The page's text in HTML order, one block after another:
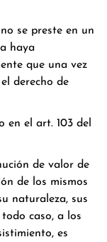
se preste en un
haya
que una vez
derecho de
en el art. 103 del
de valor de
de los mismos
naturaleza, sus
caso, a los
es